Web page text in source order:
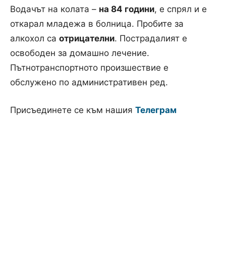
Водачът на колата – на 84 години, е спрял и е
откарал младежа в болница. Пробите за
алкохол са отрицателни. Пострадалият е
освободен за домашно лечение.
Пътнотранспортното произшествие е
обслужено по административен ред.
Присъединете се към нашия Телеграм